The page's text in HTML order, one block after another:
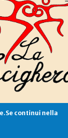
Scigheracopyleft |cookies
continui nella